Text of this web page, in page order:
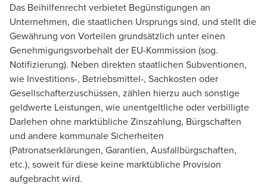
Das Beihilfenrecht verbietet Begünstigungen an
Unternehmen, die staatlichen Ursprungs sind, und stellt die
Gewährung von Vorteilen grundsätzlich unter einen
Genehmigungsvorbehalt der EU-Kommission (sog.
Notifizierung). Neben direkten staatlichen Subventionen,
wie Investitions-, Betriebsmittel-, Sachkosten oder
Gesellschafterzuschüssen, zählen hierzu auch sonstige
geldwerte Leistungen, wie unentgeltliche oder verbilligte
Darlehen ohne marktübliche Zinszahlung, Bürgschaften
und andere kommunale Sicherheiten
(Patronatserklärungen, Garantien, Ausfallbürgschaften,
etc.), soweit für diese keine marktübliche Provision
aufgebracht wird.